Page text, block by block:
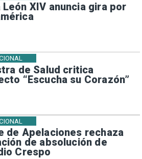
León XIV anuncia gira por
de Salud critica
“Escucha su Corazón”
de Apelaciones rechaza
de absolución de
Crespo